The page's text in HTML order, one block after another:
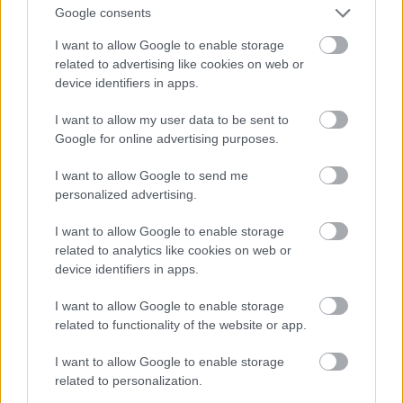
Google consents
I want to allow Google to enable storage
related to advertising like cookies on web or
device identifiers in apps.
I want to allow my user data to be sent to
Google for online advertising purposes.
I want to allow Google to send me
personalized advertising.
I want to allow Google to enable storage
related to analytics like cookies on web or
device identifiers in apps.
I want to allow Google to enable storage
related to functionality of the website or app.
I want to allow Google to enable storage
related to personalization.
századi magyar (oké: részben magyar) fegyveres erő
(melynek kemény magját és legerősebb pillérét a
zsoldoshadsereg jelentette) ezekben az években ért
el a csúcsra, s már csak nemzeti önérzetünk miatt is
úgy gondoltam, hogy hazai versenyzőnek is
szerepelnie kell ebben a 15-ös listában. Sikeresen
vette fel a harcot a környező államok hadseregeivel
(törökkel, csehekkel, osztrákokkal, de még a lengyel
tesókkal is), s több pontot gyűjtött, mint amennyit
veszített. Azt se felejtsük el, hogy ekkor született meg
önálló haderőnemként az, amit később Dunai
Flottillaként ismertünk meg. A Fekete Sereg nem
területgyarapító csatákban is kitett magáért.